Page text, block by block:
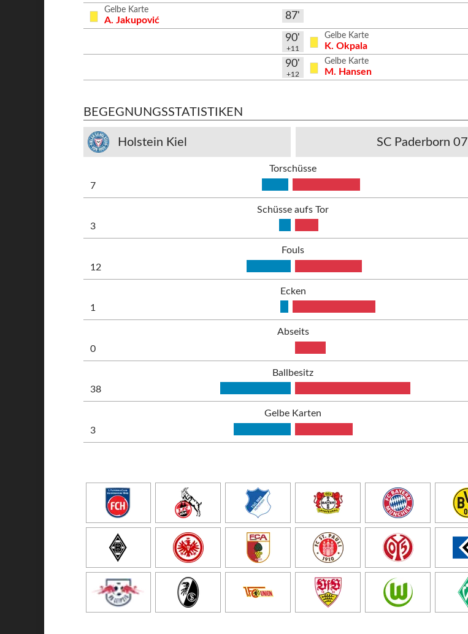
Gelbe Karte
A. Jakupović
87'
90'
+11
Gelbe Karte
K. Okpala
90'
+12
Gelbe Karte
M. Hansen
BEGEGNUNGSSTATISTIKEN
Holstein Kiel SC Paderborn 07
Torschüsse
7
Schüsse aufs Tor
3
Fouls
12
Ecken
1
Abseits
0
Ballbesitz
38
Gelbe Karten
3